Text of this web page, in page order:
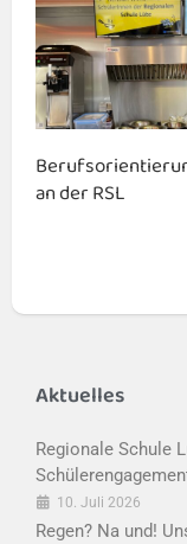
an der RSL
Aktuelles
Regionale Schule
10. Juli 2026
Regen? Na und!